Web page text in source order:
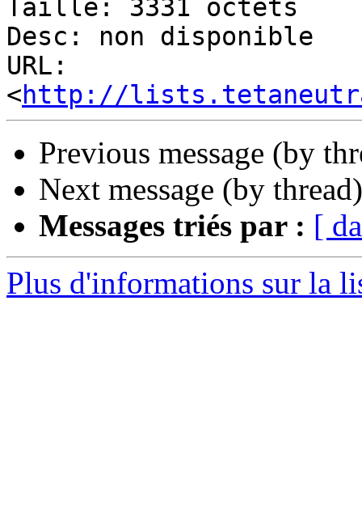
Taille: 3331 octets
Desc: non disponible
URL:
<http://
Previous message (by
Next message (by
Messages triés par : [
Plus d'informations sur la